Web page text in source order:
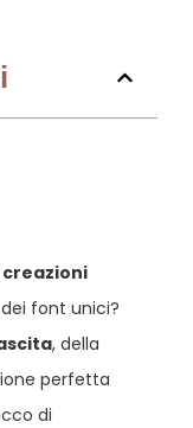
creazioni
font unici?
, della
perfetta
di